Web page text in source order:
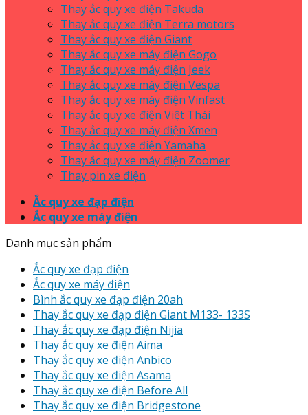
Thay ắc quy xe điện Takuda
Thay ắc quy xe điện Terra motors
Thay ắc quy xe điện Giant
Thay ắc quy xe máy điện Gogo
Thay ắc quy xe máy điện Jeek
Thay ắc quy xe máy điện Vespa
Thay ắc quy xe máy điện Vinfast
Thay ắc quy xe điện Việt Thái
Thay ắc quy xe máy điện Xmen
Thay ắc quy xe điện Yamaha
Thay ắc quy xe máy điện Zoomer
Thay pin xe điện
Ắc quy xe đạp điện
Ắc quy xe máy điện
Danh mục sản phẩm
Ắc quy xe đạp điện
Ắc quy xe máy điện
Bình ắc quy xe đạp điện 20ah
Thay ắc quy xe đạp điện Giant M133- 133S
Thay ắc quy xe đạp điện Nijia
Thay ắc quy xe điện Aima
Thay ắc quy xe điện Anbico
Thay ắc quy xe điện Asama
Thay ắc quy xe điện Before All
Thay ắc quy xe điện Bridgestone